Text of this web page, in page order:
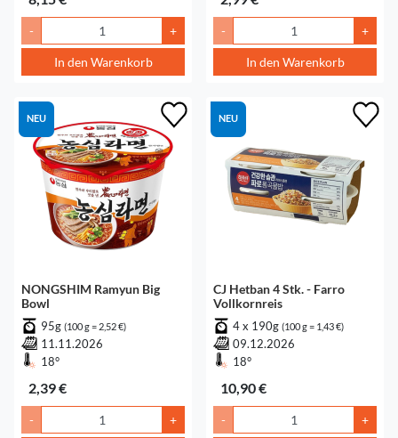
- +
In den Warenkorb
- +
In den Warenkorb
NEU
NONGSHIM Ramyun Big
Bowl
95g (100 g = 2,52 €)
11.11.2026
18°
2,39 €
- +
NEU
CJ Hetban 4 Stk. - Farro
Vollkornreis
4 x 190g (100 g = 1,43 €)
09.12.2026
18°
10,90 €
- +